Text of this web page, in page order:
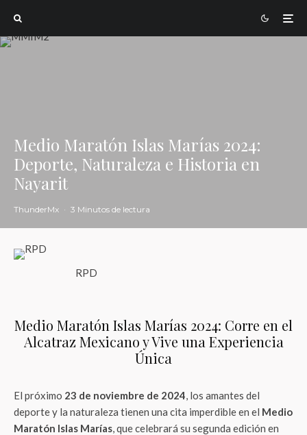
Medio Maratón Islas Marías 2024:
Deporte, Naturaleza e Historia en
Nayarit
ThunderMx · 3 Minutos de lectura
RPD
Medio Maratón Islas Marías 2024: Corre en el
Alcatraz Mexicano y Vive una Experiencia
Única
El próximo 23 de noviembre de 2024, los amantes del
deporte y la naturaleza tienen una cita imperdible en el Medio
Maratón Islas Marías, que celebrará su segunda edición en